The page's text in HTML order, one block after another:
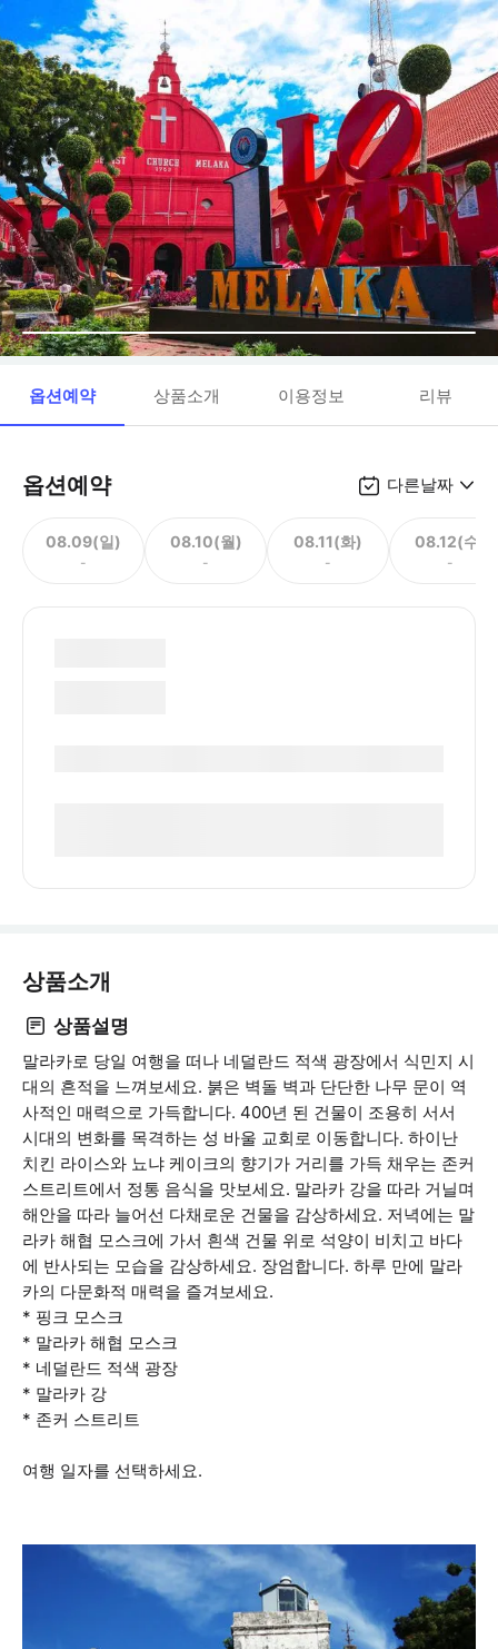
옵션예약 상품소개 이용정보 리뷰
옵션예약 다른날짜
08.09(일)
-
08.10(월)
-
08.11(화)
-
08.12(수)
-
상품소개
상품설명
말라카로 당일 여행을 떠나 네덜란드 적색 광장에서 식민지 시
대의 흔적을 느껴보세요. 붉은 벽돌 벽과 단단한 나무 문이 역
사적인 매력으로 가득합니다. 400년 된 건물이 조용히 서서
시대의 변화를 목격하는 성 바울 교회로 이동합니다. 하이난
치킨 라이스와 뇨냐 케이크의 향기가 거리를 가득 채우는 존커
스트리트에서 정통 음식을 맛보세요. 말라카 강을 따라 거닐며
해안을 따라 늘어선 다채로운 건물을 감상하세요. 저녁에는 말
라카 해협 모스크에 가서 흰색 건물 위로 석양이 비치고 바다
에 반사되는 모습을 감상하세요. 장엄합니다. 하루 만에 말라
카의 다문화적 매력을 즐겨보세요.
* 핑크 모스크
* 말라카 해협 모스크
* 네덜란드 적색 광장
* 말라카 강
* 존커 스트리트
여행 일자를 선택하세요.